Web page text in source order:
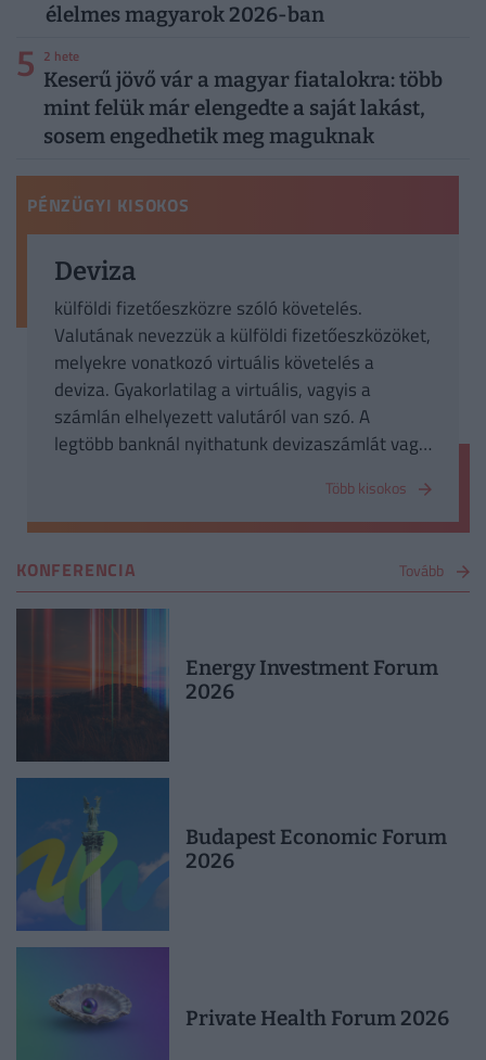
élelmes magyarok 2026-ban
5 2 hete
Keserű jövő vár a magyar fiatalokra: több
mint felük már elengedte a saját lakást,
sosem engedhetik meg maguknak
PÉNZÜGYI KISOKOS
Deviza
külföldi fizetőeszközre szóló követelés.
Valutának nevezzük a külföldi fizetőeszközöket,
melyekre vonatkozó virtuális követelés a
deviza. Gyakorlatilag a virtuális, vagyis a
számlán elhelyezett valutáról van szó. A
legtöbb banknál nyithatunk devizaszámlát vagy
Több kisokos
KONFERENCIA Tovább
Energy Investment Forum
2026
Budapest Economic Forum
2026
Private Health Forum 2026